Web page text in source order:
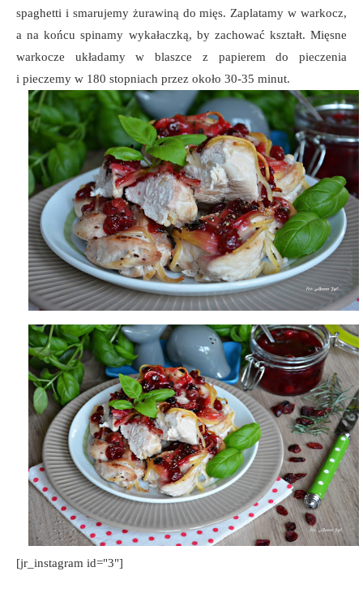
spaghetti i smarujemy żurawiną do mięs. Zaplatamy w warkocz,
a na końcu spinamy wykałaczką, by zachować kształt. Mięsne
warkocze układamy w blaszce z papierem do pieczenia
i pieczemy w 180 stopniach przez około 30-35 minut.
[jr_instagram id="3"]